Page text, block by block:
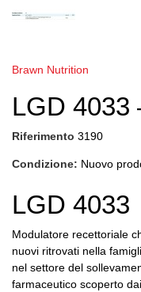
Brawn Nutrition
LGD 4033
Riferimento 3190
Condizione: Nuovo
LGD 4033
Modulatore recettoriale
nuovi ritrovati nella
nel settore del
farmaceutico scoperto